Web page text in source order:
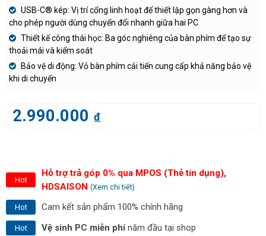
USB-C® kép: Vị trí cổng linh hoạt để thiết lập gọn gàng hơn và
cho phép người dùng chuyển đổi nhanh giữa hai PC
Thiết kế công thái học: Ba góc nghiêng của bàn phím để tạo sự
thoải mái và kiểm soát
Bảo vệ di động: Vỏ bàn phím cải tiến cung cấp khả năng bảo vệ
khi di chuyển
2.990.000 đ
Hot
Hỗ trợ trả góp 0% qua MPOS (Thẻ tín dụng),
HDSAISON (Xem chi tiết)
Hot Cam kết sản phẩm 100% chính hãng
Hot Vệ sinh PC miễn phínăm đầu tại shop